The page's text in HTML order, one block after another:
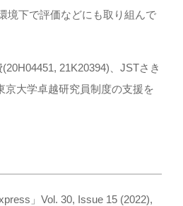
境下で評価などにも取り組んで
21K20394)、JSTさき
京大学卓越研究員制度の支援を
」Vol. 30, Issue 15 (2022),